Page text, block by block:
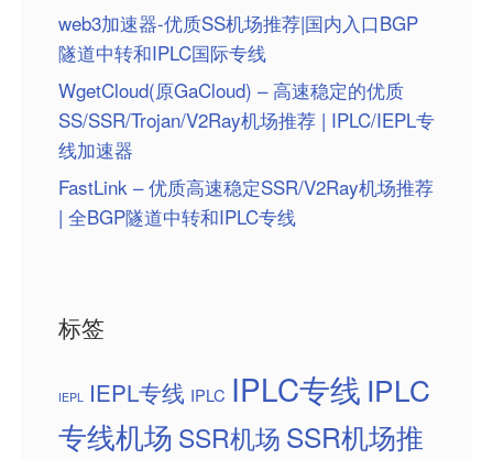
web3加速器-优质SS机场推荐|国内入口BGP
隧道中转和IPLC国际专线
WgetCloud(原GaCloud) – 高速稳定的优质
SS/SSR/Trojan/V2Ray机场推荐 | IPLC/IEPL专
线加速器
FastLink – 优质高速稳定SSR/V2Ray机场推荐
| 全BGP隧道中转和IPLC专线
标签
IEPL IEPL专线 IPLC IPLC专线 IPLC
专线机场 SSR机场 SSR机场推